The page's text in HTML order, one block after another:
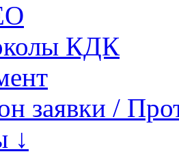
КДК
заявки /
↓